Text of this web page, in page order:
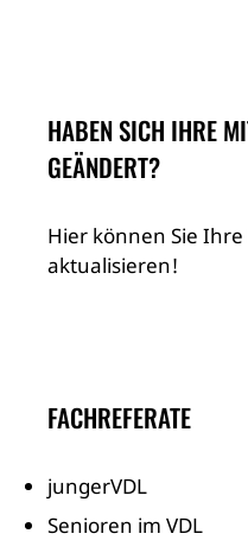
HABEN SICH IHRE
GEÄNDERT?
Hier können Sie
aktualisieren!
FACHREFERATE
jungerVDL
Senioren im VDL